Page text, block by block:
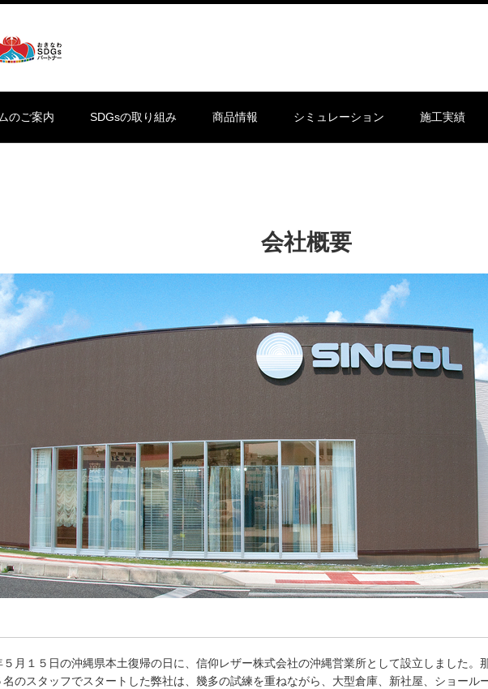
のご案内 SDGsの取り組み 商品情報 シミュレーション 施工実績
会社概要
月１５日の沖縄県本土復帰の日に、信仰レザー株式会社の沖縄営業所として設立しました。
のスタッフでスタートした弊社は、幾多の試練を重ねながら、大型倉庫、新社屋、ショール